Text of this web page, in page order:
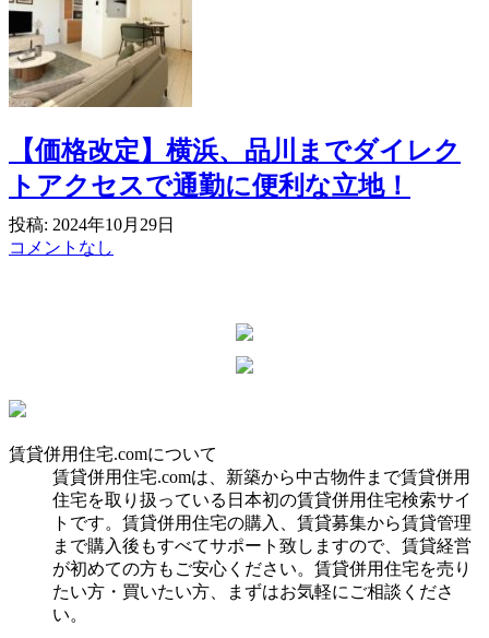
【価格改定】横浜、品川までダイレク
トアクセスで通勤に便利な立地！
投稿: 2024年10月29日
コメントなし
賃貸併用住宅.comについて
賃貸併用住宅.comは、新築から中古物件まで賃貸併用
住宅を取り扱っている日本初の賃貸併用住宅検索サイ
トです。賃貸併用住宅の購入、賃貸募集から賃貸管理
まで購入後もすべてサポート致しますので、賃貸経営
が初めての方もご安心ください。賃貸併用住宅を売り
たい方・買いたい方、まずはお気軽にご相談くださ
い。